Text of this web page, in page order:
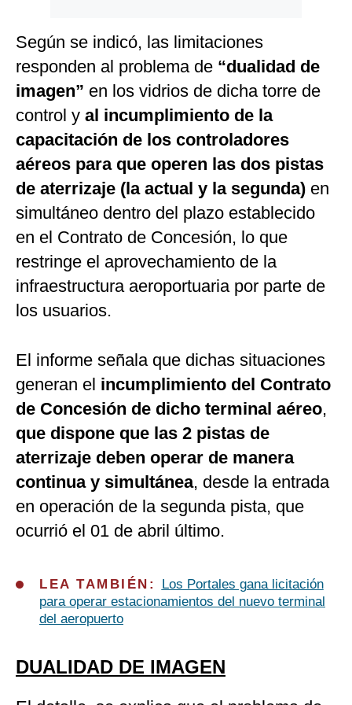
Según se indicó, las limitaciones
responden al problema de “dualidad de
imagen” en los vidrios de dicha torre de
control y al incumplimiento de la
capacitación de los controladores
aéreos para que operen las dos pistas
de aterrizaje (la actual y la segunda) en
simultáneo dentro del plazo establecido
en el Contrato de Concesión, lo que
restringe el aprovechamiento de la
infraestructura aeroportuaria por parte de
los usuarios.
El informe señala que dichas situaciones
generan el incumplimiento del Contrato
de Concesión de dicho terminal aéreo,
que dispone que las 2 pistas de
aterrizaje deben operar de manera
continua y simultánea, desde la entrada
en operación de la segunda pista, que
ocurrió el 01 de abril último.
LEA TAMBIÉN:
Los Portales gana licitación
para operar estacionamientos del nuevo terminal
del aeropuerto
DUALIDAD DE IMAGEN